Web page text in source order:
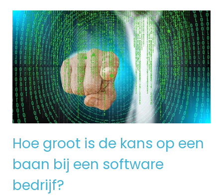
Hoe groot is de kans op een
baan bij een software
bedrijf?